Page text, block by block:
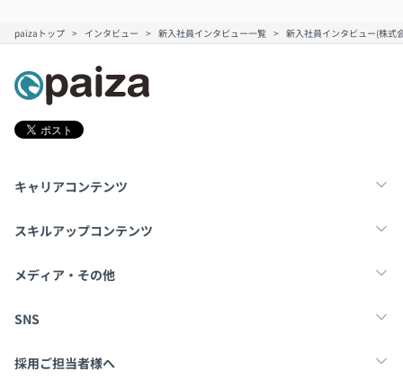
paizaトップ インタビュー 新入社員インタビュー一覧 新入社員インタビュー(株式
キャリアコンテンツ
転職・キャリア
スキルアップコンテンツ
学習
メディア・その他
Tech Team Journal
SNS
X
採用ご担当者様へ